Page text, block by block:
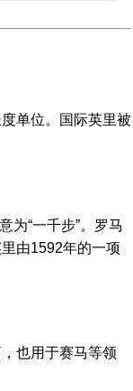
单位。国际英里被
为“一千步”。罗马
由1592年的一项
也用于赛马等领